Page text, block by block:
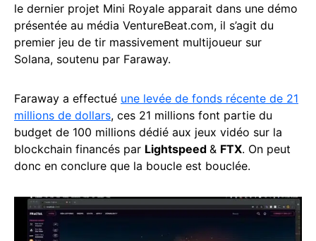
le dernier projet Mini Royale apparait dans une démo
présentée au média VentureBeat.com, il s’agit du
premier jeu de tir massivement multijoueur sur
Solana, soutenu par Faraway.
Faraway a effectué une levée de fonds récente de 21
millions de dollars, ces 21 millions font partie du
budget de 100 millions dédié aux jeux vidéo sur la
blockchain financés par Lightspeed & FTX. On peut
donc en conclure que la boucle est bouclée.